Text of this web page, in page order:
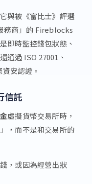
與被《富比士》評選
務商」的 Fireblocks
即時監控錢包狀態、
通過 ISO 27001、
安認證。
信託
虛擬貨幣交易所時，
，而不是和交易所的
，或因為經營出狀